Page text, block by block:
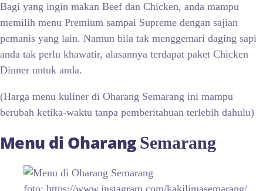
Bagi yang ingin makan Beef dan Chicken, anda mampu
memilih menu Premium sampai Supreme dengan sajian
pemanis yang lain. Namun bila tak menggemari daging sapi
anda tak perlu khawatir, alasannya terdapat paket Chicken
Dinner untuk anda.
(Harga menu kuliner di Oharang Semarang ini mampu
berubah ketika-waktu tanpa pemberitahuan terlebih dahulu)
Menu di Oharang Semarang
foto: https://www.instagram.com/kakilimasemarang/